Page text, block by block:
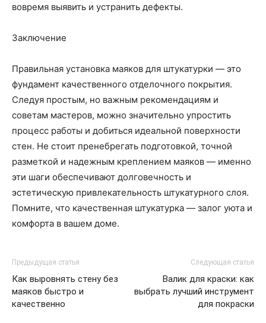
вовремя выявить и устранить дефекты.
Заключение
Правильная установка маяков для штукатурки — это
фундамент качественного отделочного покрытия.
Следуя простым, но важным рекомендациям и
советам мастеров, можно значительно упростить
процесс работы и добиться идеальной поверхности
стен. Не стоит пренебрегать подготовкой, точной
разметкой и надежным креплением маяков — именно
эти шаги обеспечивают долговечность и
эстетическую привлекательность штукатурного слоя.
Помните, что качественная штукатурка — залог уюта и
комфорта в вашем доме.
Предыдущая статья
Как выровнять стену без
маяков быстро и
качественно
Следующая статья
Валик для краски: как
выбрать лучший инструмент
для покраски